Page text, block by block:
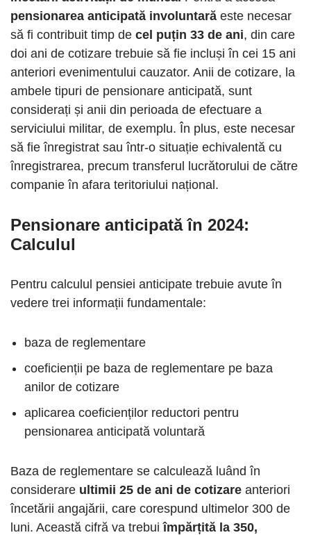
pensionarea anticipată involuntară este necesar
să fi contribuit timp de cel puțin 33 de ani, din care
doi ani de cotizare trebuie să fie incluși în cei 15 ani
anteriori evenimentului cauzator. Anii de cotizare, la
ambele tipuri de pensionare anticipată, sunt
considerați și anii din perioada de efectuare a
serviciului militar, de exemplu. În plus, este necesar
să fie înregistrat sau într-o situație echivalentă cu
înregistrarea, precum transferul lucrătorului de către
companie în afara teritoriului național.
Pensionare anticipată în 2024:
Calculul
Pentru calculul pensiei anticipate trebuie avute în
vedere trei informații fundamentale:
baza de reglementare
coeficienții pe baza de reglementare pe baza
anilor de cotizare
aplicarea coeficienților reductori pentru
pensionarea anticipată voluntară
Baza de reglementare se calculează luând în
considerare ultimii 25 de ani de cotizare anteriori
încetării angajării, care corespund ultimelor 300 de
luni. Această cifră va trebuiîmpărțită la 350,